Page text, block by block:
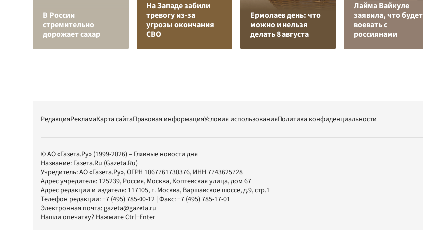
В России
стремительно
дорожает сахар
На Западе забили
тревогу из-за
угрозы окончания
СВО
Ермолаев день: что
можно и нельзя
делать 8 августа
Лайма Вайкуле
заявила, что будет
воевать с
россиянами
РедакцияРекламаКарта сайтаПравовая информацияУсловия использованияПолитика конфиденциальности
© АО «Газета.Ру» (1999-2026) – Главные новости дня
Название: Газета.Ru (Gazeta.Ru)
Учредитель:АО «Газета.Ру», ОГРН 1067761730376, ИНН 7743625728
Адрес учредителя: 125239, Россия, Москва, Коптевская улица, дом 67
Адрес редакции и издателя: 117105, г. Москва, Варшавское шоссе, д.9, стр.1
Телефон редакции:+7 (495) 785-00-12 | Факс:+7 (495) 785-17-01
Электронная почта:gazeta@gazeta.ru
Нашли опечатку? Нажмите Ctrl+Enter